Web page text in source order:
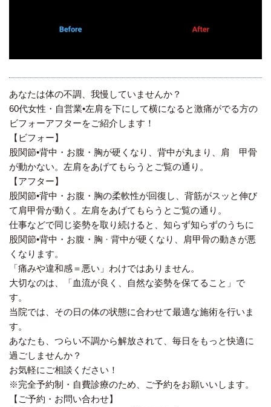
あなたは体の不調、我慢していませんか？
60代女性・自営業•左肩を下にして横になると激痛がでる方の
ビフォーアフターをご紹介します！
【ビフォー】
股関節•背中・お腹・胸が硬くなり、背中が丸まり、肩 甲骨
が動かない。左肩をあげてもらうとご覧の通り。
【アフター】
股関節•背中・お腹・胸の柔軟性が回復し、背筋がスッと伸び
て肩甲骨が動く。左肩をあげてもらうとご覧の通り。
仕事などで同じ姿勢を取り続けると、知らず知らずのうちに
股関節•背中・お腹・胸 · 背中が硬くなり、肩甲骨の動きが悪
くなります。
「痛みや違和感＝悪い」わけではありません。
大切なのは、「血流が良く、自然な姿勢を保てること」で
す。
当院では、その日の体の状態に合わせて最適な施術を行いま
す。
あなたも、つらい不調から解放されて、毎日をもっと快適に
過ごしませんか？
お気軽にご相談ください！
※完全予約制・自費診療のため、ご予約をお願いいします。
【ご予約・お問い合わせ】